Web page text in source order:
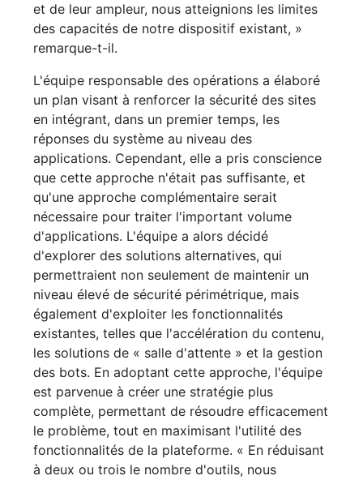
et de leur ampleur, nous atteignions les limites
des capacités de notre dispositif existant, »
remarque-t-il.
L'équipe responsable des opérations a élaboré
un plan visant à renforcer la sécurité des sites
en intégrant, dans un premier temps, les
réponses du système au niveau des
applications. Cependant, elle a pris conscience
que cette approche n'était pas suffisante, et
qu'une approche complémentaire serait
nécessaire pour traiter l'important volume
d'applications. L'équipe a alors décidé
d'explorer des solutions alternatives, qui
permettraient non seulement de maintenir un
niveau élevé de sécurité périmétrique, mais
également d'exploiter les fonctionnalités
existantes, telles que l'accélération du contenu,
les solutions de « salle d'attente » et la gestion
des bots. En adoptant cette approche, l'équipe
est parvenue à créer une stratégie plus
complète, permettant de résoudre efficacement
le problème, tout en maximisant l'utilité des
fonctionnalités de la plateforme. « En réduisant
à deux ou trois le nombre d'outils, nous